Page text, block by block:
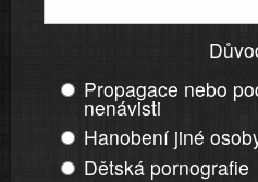
Propagace nebo
nenávisti
Hanobení jiné
Dětská pornografie